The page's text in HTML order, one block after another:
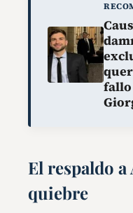
fallo
El respaldo
quiebre